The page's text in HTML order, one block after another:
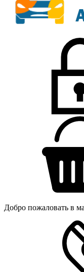
Добро пожаловать в